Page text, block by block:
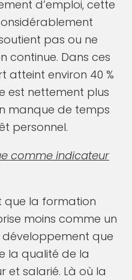
d’emploi, cette
pas ou ne
continue. Dans ces
atteint environ 40 %
est nettement plus
manque de temps
personnel.
comme indicateur
que la formation
moins comme un
que
la qualité de la
et salarié. Là où la